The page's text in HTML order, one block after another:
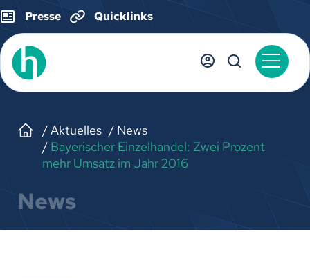
Presse Quicklinks
Aktuelles
News
Bayerischer Einzelhandel: Zwei Prozent
mehr Umsatz im Jahr 2016
News